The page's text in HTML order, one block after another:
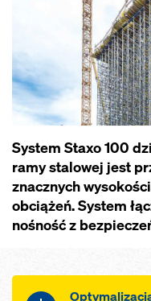
System Staxo 100
ramy stalowej jest
znacznych
obciążeń. System
nośność z